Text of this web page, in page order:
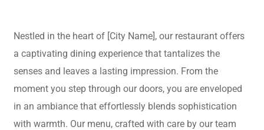
Nestled in the heart of [City Name], our restaurant offers
a captivating dining experience that tantalizes the
senses and leaves a lasting impression. From the
moment you step through our doors, you are enveloped
in an ambiance that effortlessly blends sophistication
with warmth. Our menu, crafted with care by our team